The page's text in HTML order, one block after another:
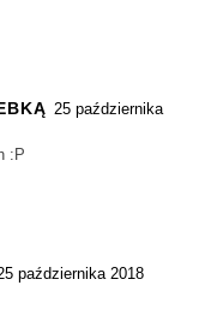
25 października
:P
października 2018